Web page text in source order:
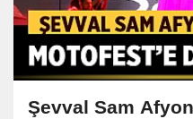
Şevval Sam